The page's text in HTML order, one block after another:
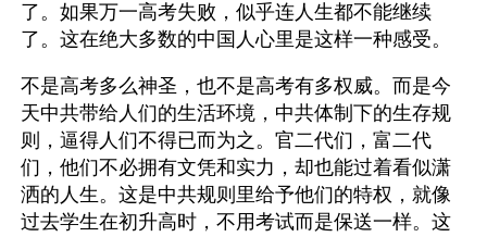
了。如果万一高考失败，似乎连人生都不能继续
了。这在绝大多数的中国人心里是这样一种感受。
不是高考多么神圣，也不是高考有多权威。而是今
天中共带给人们的生活环境，中共体制下的生存规
则，逼得人们不得已而为之。官二代们，富二代
们，他们不必拥有文凭和实力，却也能过着看似潇
洒的人生。这是中共规则里给予他们的特权，就像
过去学生在初升高时，不用考试而是保送一样。这